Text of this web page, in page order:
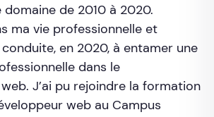
de 2010 à 2020.
ma vie professionnelle et
conduite, en 2020, à entamer une
dans le
J’ai pu rejoindre la formation
web au Campus